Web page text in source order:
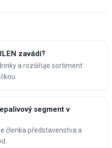
zavádí?
a rozšiřuje sortiment
segment v
členka představenstva a